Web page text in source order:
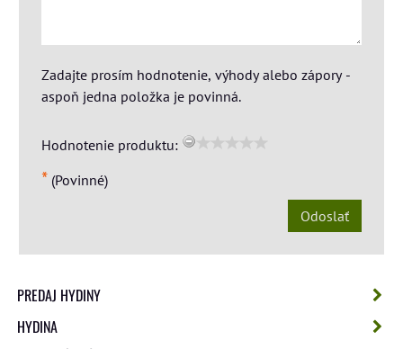
Zadajte prosím hodnotenie, výhody alebo zápory -
aspoň jedna položka je povinná.
Hodnotenie produktu:
* (Povinné)
Odoslať
PREDAJ HYDINY
HYDINA